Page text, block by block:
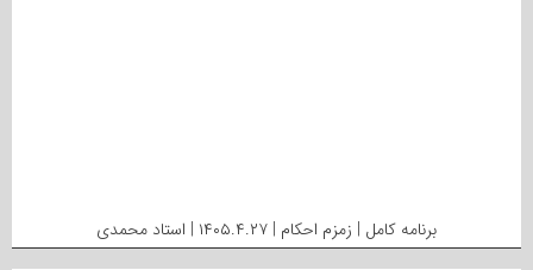
برنامه کامل | زمزم احکام | ۱۴۰۵.۴.۲۷ | استاد محمدی